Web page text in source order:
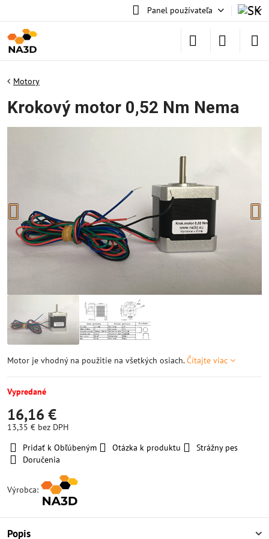
Panel používateľa
Motory
Krokový motor 0,52 Nm Nema
Motor je vhodný na použitie na všetkých osiach.Čítajte viac
Vypredané
16,16 €
13,35 € bez DPH
Pridať k Obľúbeným
Otázka k produktu
Strážny pes
Doručenia
Výrobca:
Popis